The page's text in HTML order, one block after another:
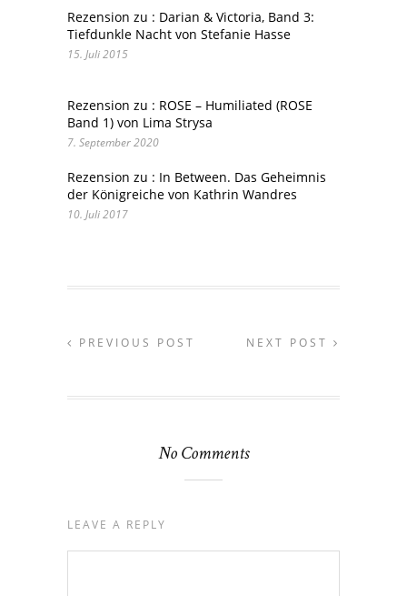
Rezension zu : Darian & Victoria, Band 3:
Tiefdunkle Nacht von Stefanie Hasse
15. Juli 2015
Rezension zu : ROSE – Humiliated (ROSE
Band 1) von Lima Strysa
7. September 2020
Rezension zu : In Between. Das Geheimnis
der Königreiche von Kathrin Wandres
10. Juli 2017
PREVIOUS POST NEXT POST
No Comments
LEAVE A REPLY